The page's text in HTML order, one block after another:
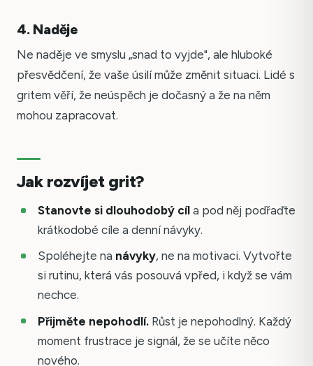
4. Naděje
Ne naděje ve smyslu „snad to vyjde", ale hluboké
přesvědčení, že vaše úsilí může změnit situaci. Lidé s
gritem věří, že neúspěch je dočasný a že na něm
mohou zapracovat.
Jak rozvíjet grit?
Stanovte si dlouhodobý cíla pod něj podřaďte
krátkodobé cíle a denní návyky.
Spoléhejte na návyky, ne na motivaci. Vytvořte
si rutinu, která vás posouvá vpřed, i když se vám
nechce.
Přijměte nepohodlí.Růst je nepohodlný. Každý
moment frustrace je signál, že se učíte něco
nového.